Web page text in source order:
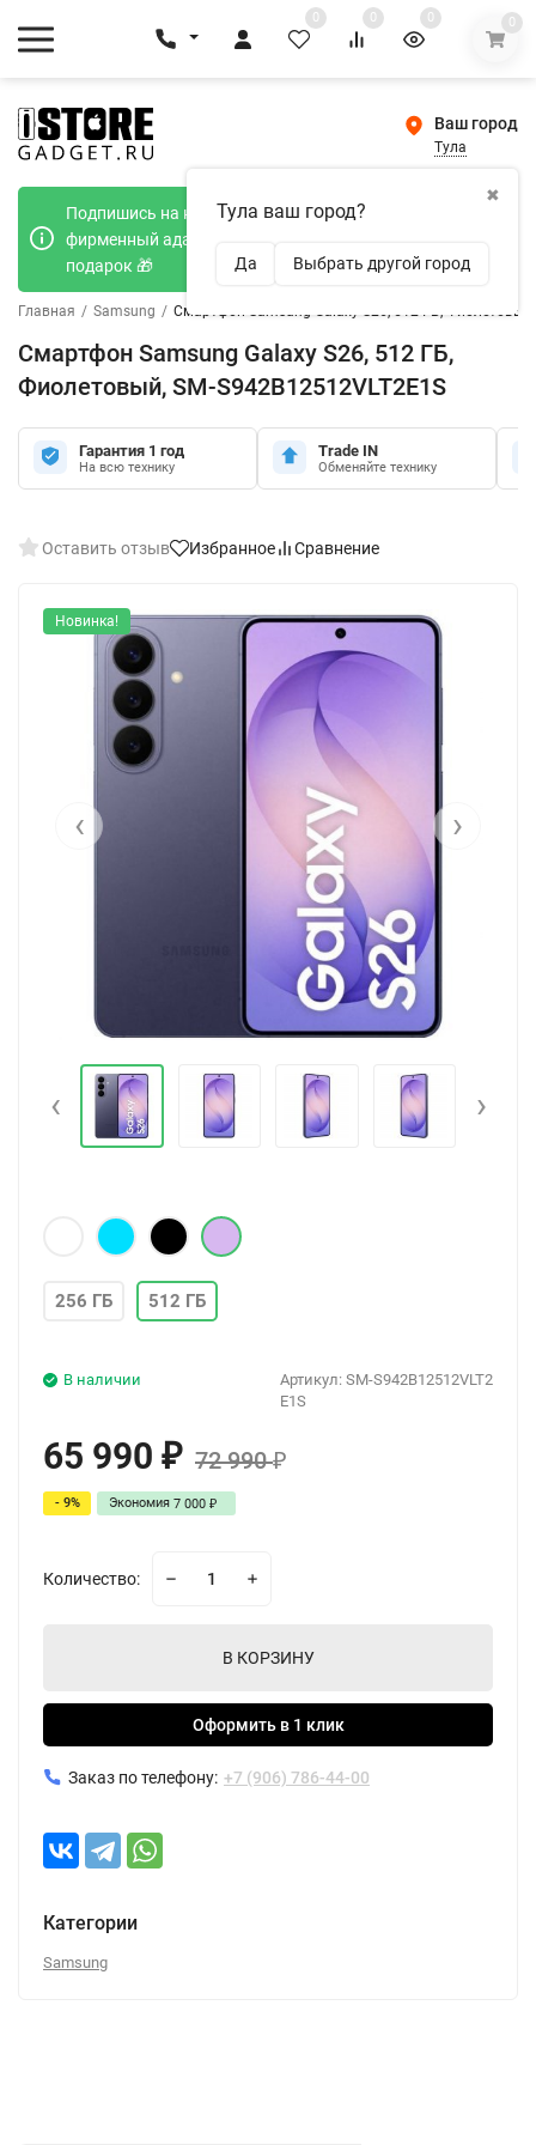
0 0 0 0
Ваш город
Тула
✖
Тула ваш город?
Да Выбрать другой город
Подпишись на наш телеграмм канал и получи
фирменный адаптер Type-C 20W при покупке в
подарок 🎁
Главная / Samsung / Смартфон Samsung Galaxy S26, 512 ГБ, Фиолетовый,
Смартфон Samsung Galaxy S26, 512 ГБ,
Фиолетовый, SM-S942B12512VLT2E1S
Гарантия 1 год
На всю технику
Trade IN
Обменяйте технику
Оставить отзыв Избранное Сравнение
Новинка!
‹ ›
‹ ›
256 ГБ 512 ГБ
Артикул: SM-S942B12512VLT2
E1S
В наличии
65 990 ₽ 72 990₽
- 9% Экономия 7 000 ₽
Количество:
В КОРЗИНУ
Оформить в 1 клик
Заказ по телефону: +7 (906) 786-44-00
Категории
Samsung